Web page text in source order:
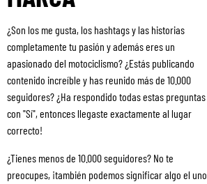
¿Son los me gusta, los hashtags y las historias
completamente tu pasión y además eres un
apasionado del motociclismo? ¿Estás publicando
contenido increíble y has reunido más de 10.000
seguidores? ¿Ha respondido todas estas preguntas
con "Sí", entonces llegaste exactamente al lugar
correcto!
¿Tienes menos de 10.000 seguidores? No te
preocupes, ¡también podemos significar algo el uno